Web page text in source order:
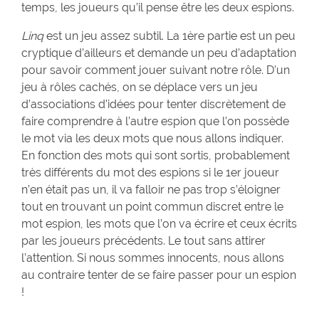
temps, les joueurs qu’il pense être les deux espions.
Linqest un jeu assez subtil. La 1ère partie est un peu
cryptique d’ailleurs et demande un peu d’adaptation
pour savoir comment jouer suivant notre rôle. D’un
jeu à rôles cachés, on se déplace vers un jeu
d’associations d’idées pour tenter discrètement de
faire comprendre à l’autre espion que l’on possède
le mot via les deux mots que nous allons indiquer.
En fonction des mots qui sont sortis, probablement
très différents du mot des espions si le 1er joueur
n’en était pas un, il va falloir ne pas trop s’éloigner
tout en trouvant un point commun discret entre le
mot espion, les mots que l’on va écrire et ceux écrits
par les joueurs précédents. Le tout sans attirer
l’attention. Si nous sommes innocents, nous allons
au contraire tenter de se faire passer pour un espion
!